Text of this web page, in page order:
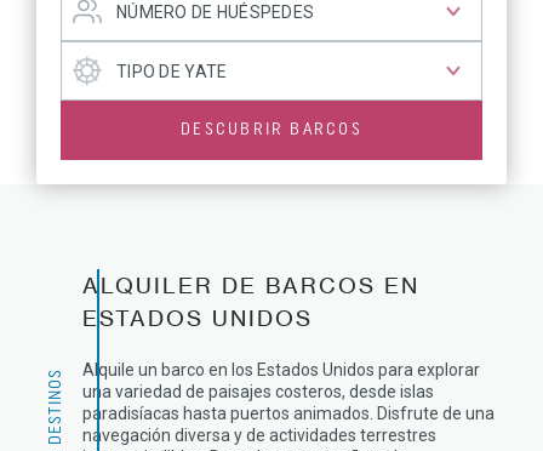
DESCUBRIR BARCOS
ALQUILER DE BARCOS EN
ESTADOS UNIDOS
Alquile un barco en los Estados Unidos para explorar
una variedad de paisajes costeros, desde islas
paradisíacas hasta puertos animados. Disfrute de una
navegación diversa y de actividades terrestres